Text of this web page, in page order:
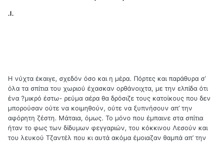
.Ι.
Η νύχτα έκαιγε, σχεδόν όσο και η μέρα. Πόρτες και παράθυρα σ’
όλα τα σπίτια του χωριού έχασκαν ορθάνοιχτα, με την ελπίδα ότι
ένα ?μικρό έστω- ρεύμα αέρα θα δρόσιζε τους κατοίκους που δεν
μπορούσαν ούτε να κοιμηθούν, ούτε να ξυπνήσουν απ’ την
αφόρητη ζέστη. Μάταια, όμως. Το μόνο που έμπαινε στα σπίτια
ήταν το φως των δίδυμων φεγγαριών, του κόκκινου Λεσούν και
του λευκού Τζαντέλ που κι αυτά ακόμα έμοιαζαν θαμπά απ’ την